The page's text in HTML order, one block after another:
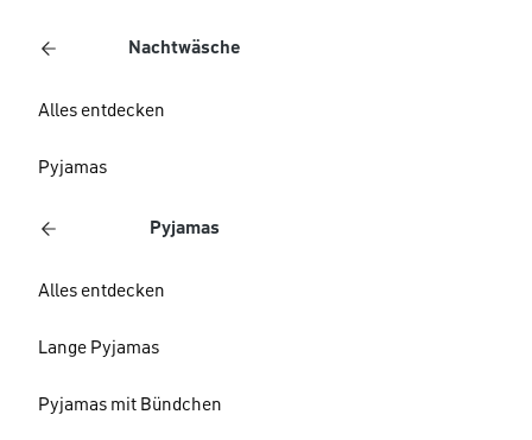
Nachtwäsche
Alles entdecken
Pyjamas
Pyjamas
Alles entdecken
Lange Pyjamas
Pyjamas mit Bündchen